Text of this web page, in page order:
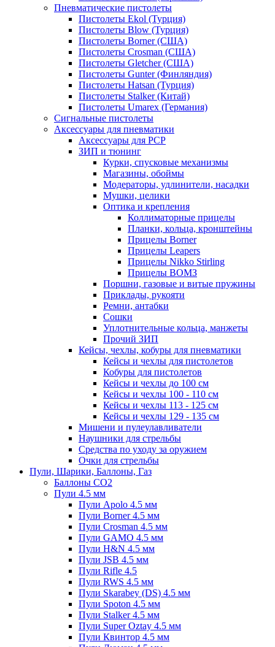
Пневматические пистолеты
Пистолеты Ekol (Турция)
Пистолеты Blow (Турция)
Пистолеты Borner (США)
Пистолеты Crosman (США)
Пистолеты Gletcher (США)
Пистолеты Gunter (Финляндия)
Пистолеты Hatsan (Турция)
Пистолеты Stalker (Китай)
Пистолеты Umarex (Германия)
Сигнальные пистолеты
Аксессуары для пневматики
Аксессуары для PCP
ЗИП и тюнинг
Курки, спусковые механизмы
Магазины, обоймы
Модераторы, удлинители, насадки
Мушки, целики
Оптика и крепления
Коллиматорные прицелы
Планки, кольца, кронштейны
Прицелы Borner
Прицелы Leapers
Прицелы Nikko Stirling
Прицелы ВОМЗ
Поршни, газовые и витые пружины
Приклады, рукояти
Ремни, антабки
Сошки
Уплотнительные кольца, манжеты
Прочий ЗИП
Кейсы, чехлы, кобуры для пневматики
Кейсы и чехлы для пистолетов
Кобуры для пистолетов
Кейсы и чехлы до 100 см
Кейсы и чехлы 100 - 110 см
Кейсы и чехлы 113 - 125 см
Кейсы и чехлы 129 - 135 см
Мишени и пулеулавливатели
Наушники для стрельбы
Средства по уходу за оружием
Очки для стрельбы
Пули, Шарики, Баллоны, Газ
Баллоны CO2
Пули 4.5 мм
Пули Apolo 4.5 мм
Пули Borner 4.5 мм
Пули Crosman 4.5 мм
Пули GAMO 4.5 мм
Пули H&N 4.5 мм
Пули JSB 4.5 мм
Пули Rifle 4.5
Пули RWS 4.5 мм
Пули Skarabey (DS) 4.5 мм
Пули Spoton 4.5 мм
Пули Stalker 4.5 мм
Пули Super Oztay 4.5 мм
Пули Квинтор 4.5 мм